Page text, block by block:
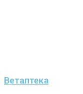
Ветаптека